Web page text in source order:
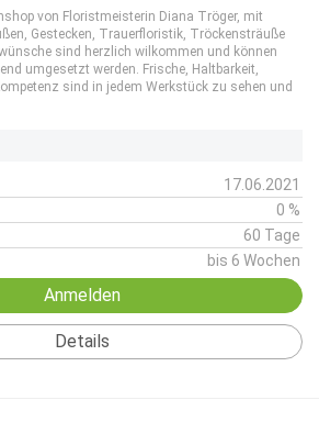
von Floristmeisterin Diana Tröger, mit
Gestecken, Trauerfloristik, Tröckensträuße
sind herzlich wilkommen und können
umgesetzt werden. Frische, Haltbarkeit,
sind in jedem Werkstück zu sehen und
17.06.2021
0 %
60 Tage
bis 6 Wochen
Anmelden
Details